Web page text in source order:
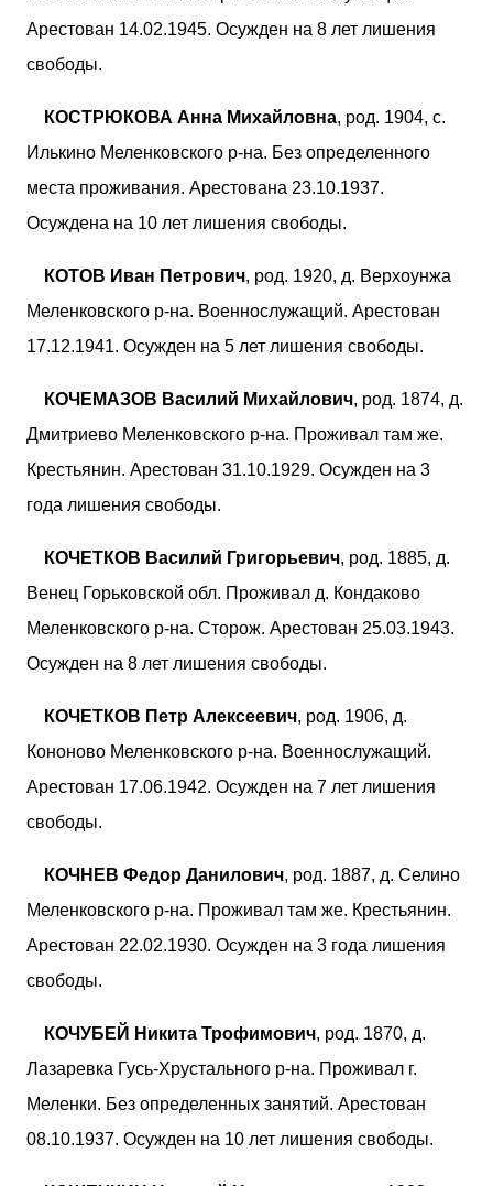
Арестован 14.02.1945. Осужден на 8 лет лишения
свободы.
КОСТРЮКОВА Анна Михайловна, род. 1904, с.
Илькино Меленковского р-на. Без определенного
места проживания. Арестована 23.10.1937.
Осуждена на 10 лет лишения свободы.
КОТОВ Иван Петрович, род. 1920, д. Верхоунжа
Меленковского р-на. Военнослужащий. Арестован
17.12.1941. Осужден на 5 лет лишения свободы.
КОЧЕМАЗОВ Василий Михайлович, род. 1874, д.
Дмитриево Меленковского р-на. Проживал там же.
Крестьянин. Арестован 31.10.1929. Осужден на 3
года лишения свободы.
КОЧЕТКОВ Василий Григорьевич, род. 1885, д.
Венец Горьковской обл. Проживал д. Кондаково
Меленковского р-на. Сторож. Арестован 25.03.1943.
Осужден на 8 лет лишения свободы.
КОЧЕТКОВ Петр Алексеевич, род. 1906, д.
Кононово Меленковского р-на. Военнослужащий.
Арестован 17.06.1942. Осужден на 7 лет лишения
свободы.
КОЧНЕВ Федор Данилович, род. 1887, д. Селино
Меленковского р-на. Проживал там же. Крестьянин.
Арестован 22.02.1930. Осужден на 3 года лишения
свободы.
КОЧУБЕЙ Никита Трофимович, род. 1870, д.
Лазаревка Гусь-Хрустального р-на. Проживал г.
Меленки. Без определенных занятий. Арестован
08.10.1937. Осужден на 10 лет лишения свободы.